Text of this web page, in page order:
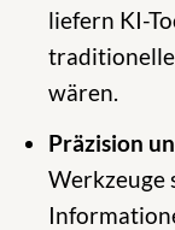
liefern KI-
wären.
Präzision
Werkzeuge